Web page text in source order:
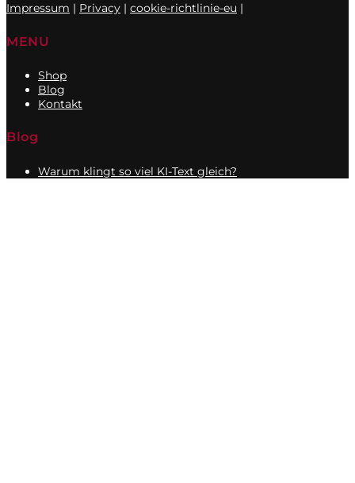
Impressum | Privacy | cookie-richtlinie-eu |
MENU
Shop
Blog
Kontakt
Blog
Warum klingt so viel KI-Text gleich?